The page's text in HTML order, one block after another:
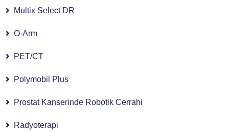
Multix Select DR
O-Arm
PET/CT
Polymobil Plus
Prostat Kanserinde Robotik Cerrahi
Radyoterapi